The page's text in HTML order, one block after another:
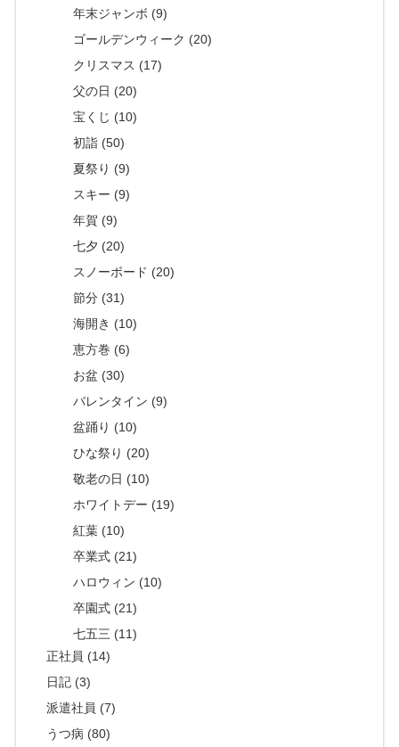
年末ジャンボ (9)
ゴールデンウィーク (20)
クリスマス (17)
父の日 (20)
宝くじ (10)
初詣 (50)
夏祭り (9)
スキー (9)
年賀 (9)
七夕 (20)
スノーボード (20)
節分 (31)
海開き (10)
恵方巻 (6)
お盆 (30)
バレンタイン (9)
盆踊り (10)
ひな祭り (20)
敬老の日 (10)
ホワイトデー (19)
紅葉 (10)
卒業式 (21)
ハロウィン (10)
卒園式 (21)
七五三 (11)
正社員 (14)
日記 (3)
派遣社員 (7)
うつ病 (80)